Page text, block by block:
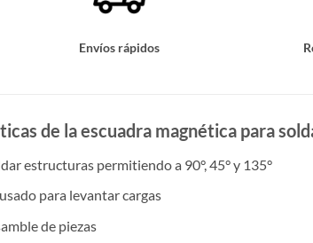
Envíos rápidos
de la escuadra magnética para
estructuras permitiendo a 90°, 45° y 135°
para levantar cargas
de piezas